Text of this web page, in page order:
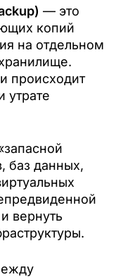
— это
копий
на отдельном
происходит
утрате
баз данных,
вернуть